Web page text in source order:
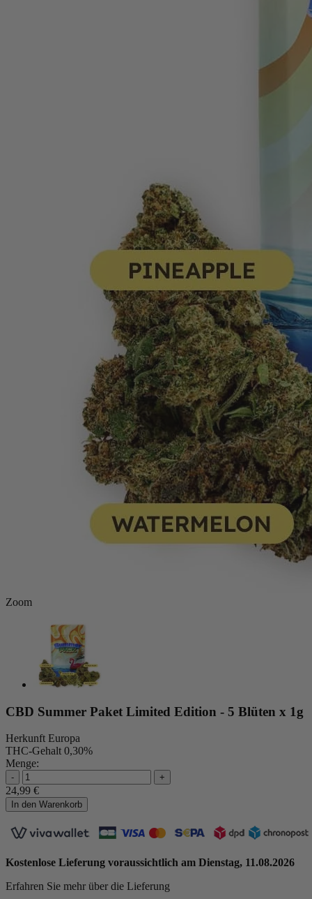
Zoom
CBD Summer Paket Limited Edition - 5 Blüten x 1g
Herkunft Europa
THC-Gehalt 0,30%
Menge:
- +
24,99 €
In den Warenkorb
Kostenlose Lieferung voraussichtlich am Dienstag, 11.08.2026
Erfahren Sie mehr über die Lieferung